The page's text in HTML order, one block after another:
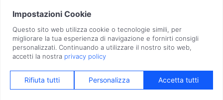
Bergamo n. 01496180165 · Capitale Sociale i.v. € 800.000,00